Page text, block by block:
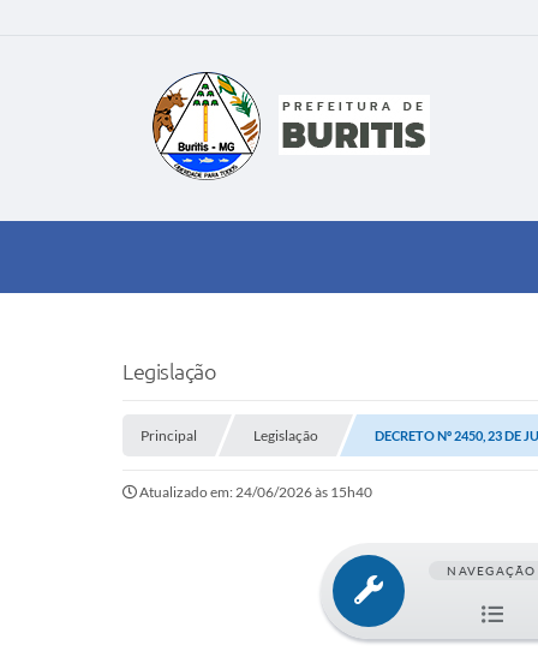
Legislação
Principal Legislação DECRETO Nº 2450, 23 DE
Atualizado em: 24/06/2026 às 15h40
NAVEGAÇÃO